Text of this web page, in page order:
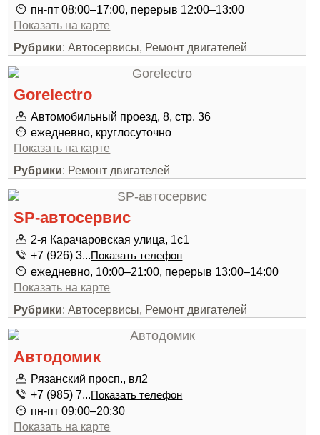
пн-пт 08:00–17:00, перерыв 12:00–13:00
Показать на карте
Рубрики: Автосервисы, Ремонт двигателей
Gorelectro
Автомобильный проезд, 8, стр. 36
ежедневно, круглосуточно
Показать на карте
Рубрики: Ремонт двигателей
SP-автосервис
2-я Карачаровская улица, 1с1
+7 (926) 3...Показать телефон
ежедневно, 10:00–21:00, перерыв 13:00–14:00
Показать на карте
Рубрики: Автосервисы, Ремонт двигателей
Автодомик
Рязанский просп., вл2
+7 (985) 7...Показать телефон
пн-пт 09:00–20:30
Показать на карте